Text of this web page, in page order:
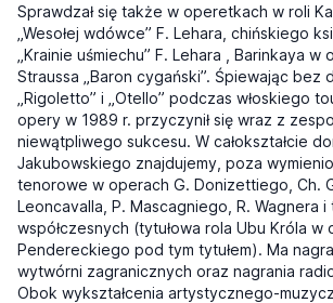
Sprawdzał się także w operetkach w roli
„Wesołej wdówce” F. Lehara, chińskiego
„Krainie uśmiechu” F. Lehara , Barinkaya w
Straussa „Baron cygański”. Śpiewając bez
„Rigoletto” i „Otello” podczas włoskiego
opery w 1989 r. przyczynił się wraz z
niewątpliwego sukcesu. W całokształcie
Jakubowskiego znajdujemy, poza
tenorowe w operach G. Donizettiego, Ch.
Leoncavalla, P. Mascagniego, R. Wagnera
współczesnych (tytułowa rola Ubu Króla w
Pendereckiego pod tym tytułem). Ma
wytwórni zagranicznych oraz nagrania
Obok wykształcenia artystycznego-